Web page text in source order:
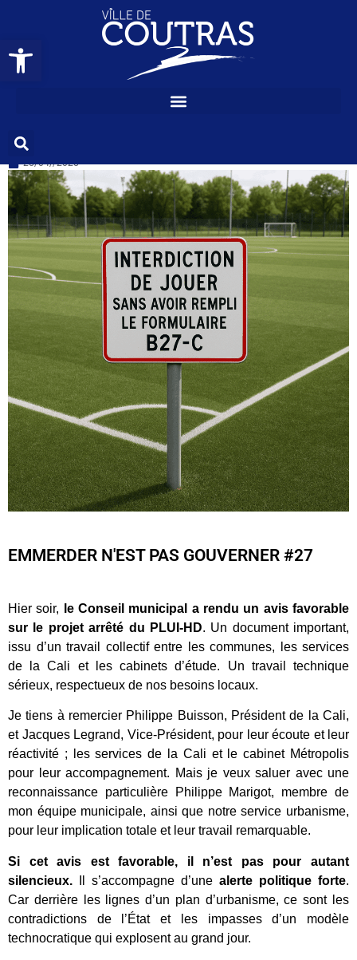
EMMERDER N’EST
PAS GOUVERNER #27
25/04//2025
EMMERDER N'EST PAS GOUVERNER #27
Hier soir,
le Conseil municipal a rendu un avis favorable
sur le projet arrêté du PLUI-HD. Un document important,
issu d’un travail collectif entre les communes, les services
de la Cali et les cabinets d’étude. Un travail technique
sérieux, respectueux de nos besoins locaux.
Je tiens à remercier Philippe Buisson, Président de la Cali,
et Jacques Legrand, Vice-Président, pour leur écoute et leur
réactivité ; les services de la Cali et le cabinet Métropolis
pour leur accompagnement. Mais je veux saluer avec une
reconnaissance particulière Philippe Marigot, membre de
mon équipe municipale, ainsi que notre service urbanisme,
pour leur implication totale et leur travail remarquable.
Si cet avis est favorable, il n’est pas pour autant
silencieux. Il s’accompagne d’une alerte politique forte.
Car derrière les lignes d’un plan d’urbanisme, ce sont les
contradictions de l’État et les impasses d’un modèle
technocratique qui explosent au grand jour.
Ouvrir la barre d’outils